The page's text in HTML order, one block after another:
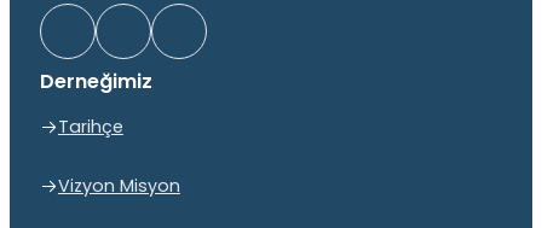
Derneğimiz
Tarihçe
Vizyon Misyon